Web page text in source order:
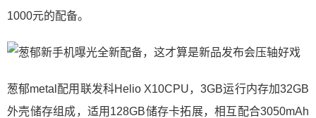
1000元的配备。
葱郁metal配用联发科Helio X10CPU，3GB运行内存加32GB
外壳储存组成，适用128GB储存卡拓展，相互配合3050mAh